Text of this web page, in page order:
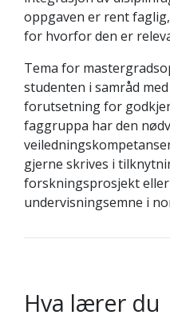
oppgaven er rent
for hvorfor den er
Tema for
studenten i samråd med
forutsetning for
faggruppa har den
gjerne skrives i
forskningsprosjekt
undervisningsemne i
Hva lærer du